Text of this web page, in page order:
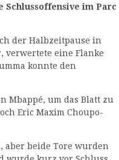
Schlussoffensive im Parc
der Halbzeitpause in
verwertete eine Flanke
konnte den
Mbappé, um das Blatt zu
Eric Maxim Choupo-
aber beide Tore wurden